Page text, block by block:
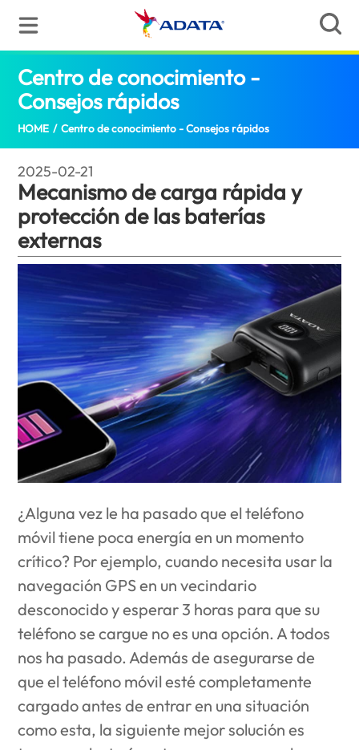
Centro de conocimiento -
Consejos rápidosMecanismo de carga
HOME / Centro de conocimiento - Consejos rápidos
2025-02-21
Mecanismo de carga rápida y
protección de las baterías
externas
¿Alguna vez le ha pasado que el teléfono
móvil tiene poca energía en un momento
crítico? Por ejemplo, cuando necesita usar la
navegación GPS en un vecindario
desconocido y esperar 3 horas para que su
teléfono se cargue no es una opción. A todos
nos ha pasado. Además de asegurarse de
que el teléfono móvil esté completamente
cargado antes de entrar en una situación
como esta, la siguiente mejor solución es